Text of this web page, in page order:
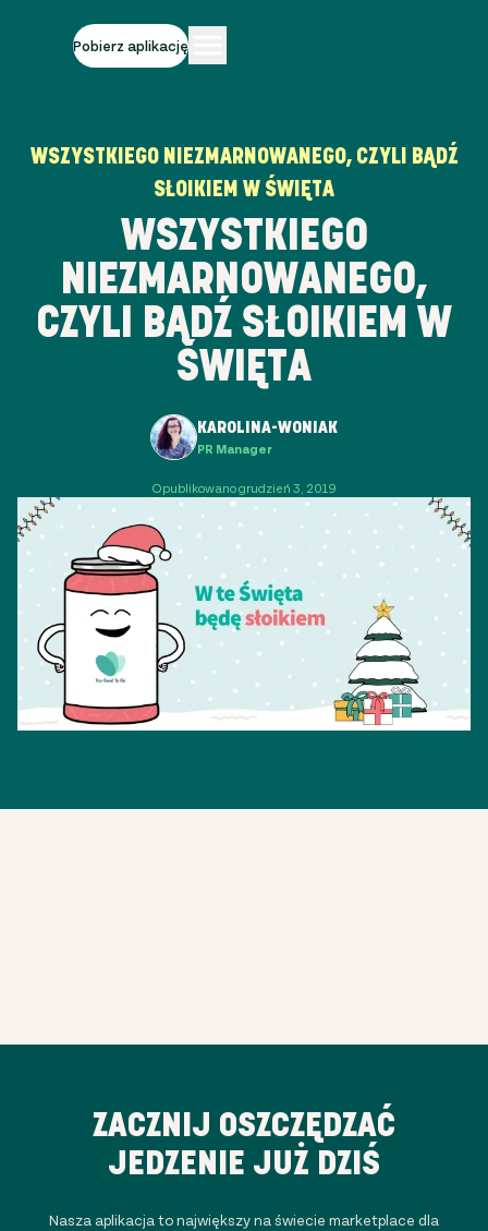
Pobierz aplikację
WSZYSTKIEGO NIEZMARNOWANEGO, CZYLI BĄDŹ
SŁOIKIEM W ŚWIĘTA
WSZYSTKIEGO
NIEZMARNOWANEGO,
CZYLI BĄDŹ SŁOIKIEM W
ŚWIĘTA
KAROLINA-WONIAK
PR Manager
Opublikowano grudzień 3, 2019
ZACZNIJ OSZCZĘDZAĆ
JEDZENIE JUŻ DZIŚ
Nasza aplikacja to największy na świecie marketplace dla